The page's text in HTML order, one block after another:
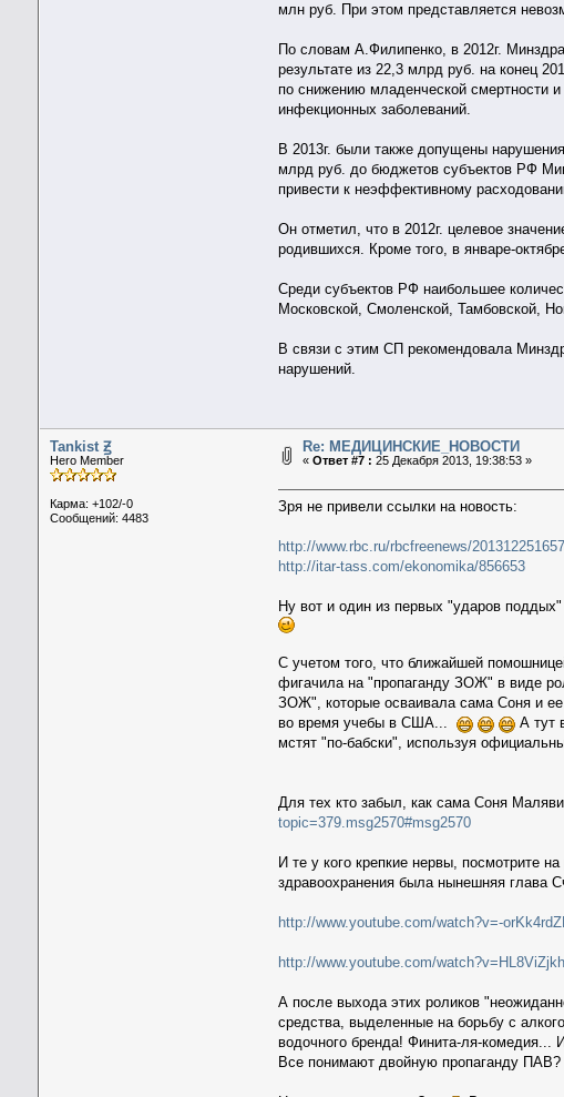
млн руб. При этом представляется
По словам А.Филипенко, в 2012г.
результате из 22,3 млрд руб. на конец
по снижению младенческой смертности
инфекционных заболеваний.
В 2013г. были также допущены
млрд руб. до бюджетов субъектов РФ
привести к неэффективному
Он отметил, что в 2012г. целевое
родившихся. Кроме того, в январе-
Среди субъектов РФ наибольшее
Московской, Смоленской, Тамбовской,
В связи с этим СП рекомендовала
нарушений.
Tankist Ꙃ
Hero Member
Карма: +102/-0
Сообщений: 4483
Re: МЕДИЦИНСКИЕ_НОВОСТИ
« Ответ #7 : 25 Декабря 2013, 19:38:53 »
Зря не привели ссылки на новость:
http://www.rbc.ru/rbcfreenews/
http://itar-tass.com/ekonomika/856653
Ну вот и один из первых "ударов
С учетом того, что ближайшей
фигачила на "пропаганду ЗОЖ" в виде
ЗОЖ", которые осваивала сама Соня и
во время учебы в США...
А тут
мстят "по-бабски", используя
Для тех кто забыл, как сама Соня
topic=379.msg2570#msg2570
И те у кого крепкие нервы, посмотрите
здравоохранения была нынешняя глава
http://www.youtube.com/watch?v=-
http://www.youtube.com/
А после выхода этих роликов
средства, выделенные на борьбу с
водочного бренда! Финита-ля-
Все понимают двойную пропаганду